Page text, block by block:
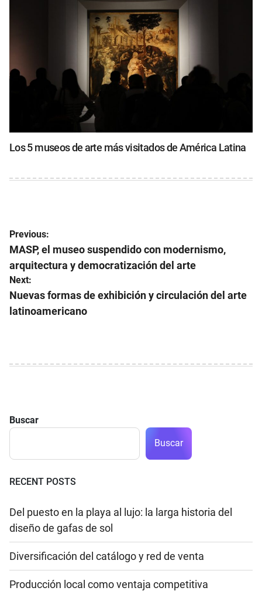
Los 5 museos de arte más visitados de América Latina
Navegación
de
entradas
Previous:
MASP, el museo suspendido con modernismo,
arquitectura y democratización del arte
Next:
Nuevas formas de exhibición y circulación del arte
latinoamericano
Buscar
Buscar
RECENT POSTS
Del puesto en la playa al lujo: la larga historia del
diseño de gafas de sol
Diversificación del catálogo y red de venta
Producción local como ventaja competitiva